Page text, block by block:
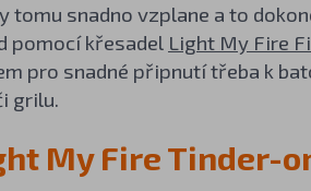
snadno vzplane a to
pomocí křesadel Light My Fire
pro snadné připnutí třeba k
grilu.
My Fire Tinder-